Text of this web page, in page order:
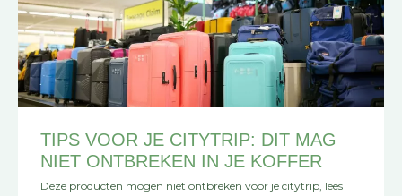
TIPS VOOR JE CITYTRIP: DIT MAG
NIET ONTBREKEN IN JE KOFFER
Deze producten mogen niet ontbreken voor je citytrip, lees